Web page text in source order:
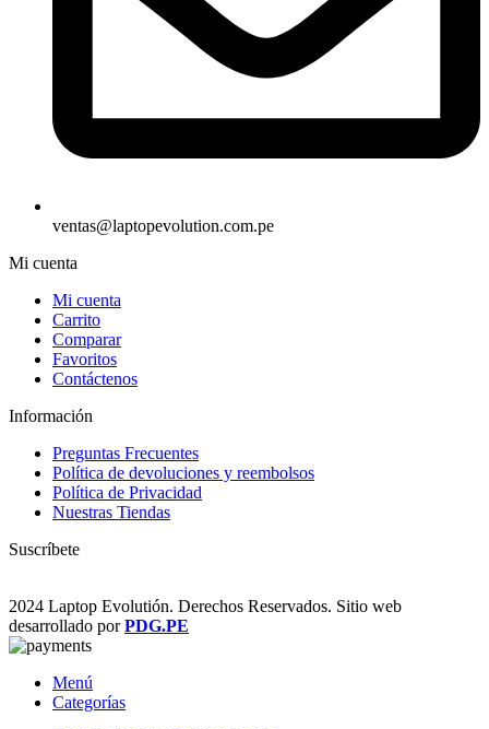
ventas@laptopevolution.com.pe
Mi cuenta
Mi cuenta
Carrito
Comparar
Favoritos
Contáctenos
Información
Preguntas Frecuentes
Política de devoluciones y reembolsos
Política de Privacidad
Nuestras Tiendas
Suscríbete
2024 Laptop Evolutión. Derechos Reservados. Sitio web
desarrollado porPDG.PE
Menú
Categorías